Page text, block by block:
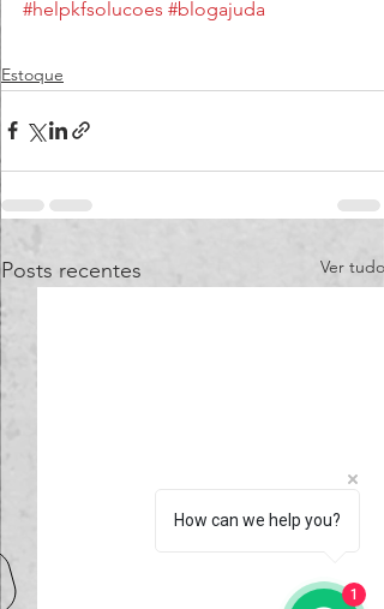
#helpkfsolucoes #blogajuda
Estoque
Posts recentes Ver tudo
How can we help you?
1